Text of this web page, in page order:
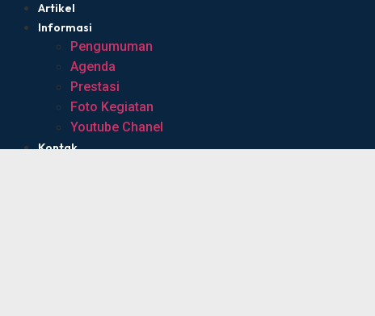
Artikel
Informasi
Pengumuman
Agenda
Prestasi
Foto Kegiatan
Youtube Chanel
Kontak